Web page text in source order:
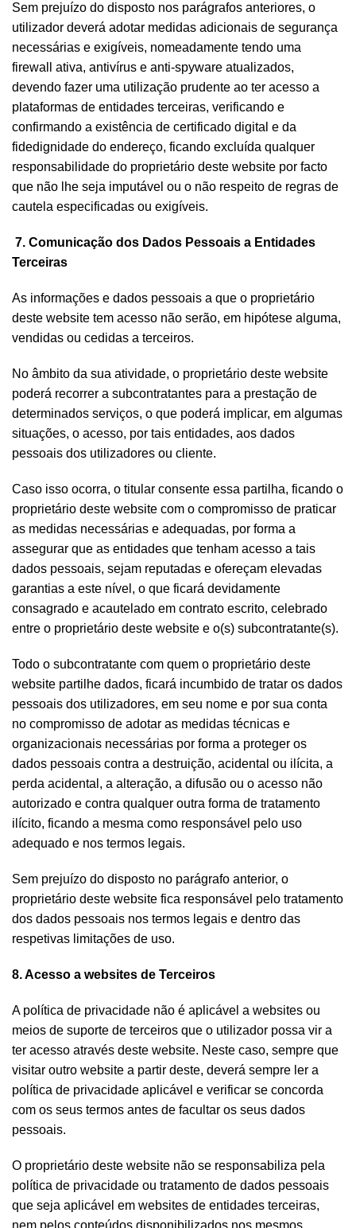
Sem prejuízo do disposto nos parágrafos anteriores, o
utilizador deverá adotar medidas adicionais de segurança
necessárias e exigíveis, nomeadamente tendo uma
firewall ativa, antivírus e anti-spyware atualizados,
devendo fazer uma utilização prudente ao ter acesso a
plataformas de entidades terceiras, verificando e
confirmando a existência de certificado digital e da
fidedignidade do endereço, ficando excluída qualquer
responsabilidade do proprietário deste website por facto
que não lhe seja imputável ou o não respeito de regras de
cautela especificadas ou exigíveis.
7. Comunicação dos Dados Pessoais a Entidades
Terceiras
As informações e dados pessoais a que o proprietário
deste website tem acesso não serão, em hipótese alguma,
vendidas ou cedidas a terceiros.
No âmbito da sua atividade, o proprietário deste website
poderá recorrer a subcontratantes para a prestação de
determinados serviços, o que poderá implicar, em algumas
situações, o acesso, por tais entidades, aos dados
pessoais dos utilizadores ou cliente.
Caso isso ocorra, o titular consente essa partilha, ficando o
proprietário deste website com o compromisso de praticar
as medidas necessárias e adequadas, por forma a
assegurar que as entidades que tenham acesso a tais
dados pessoais, sejam reputadas e ofereçam elevadas
garantias a este nível, o que ficará devidamente
consagrado e acautelado em contrato escrito, celebrado
entre o proprietário deste website e o(s) subcontratante(s).
Todo o subcontratante com quem o proprietário deste
website partilhe dados, ficará incumbido de tratar os dados
pessoais dos utilizadores, em seu nome e por sua conta
no compromisso de adotar as medidas técnicas e
organizacionais necessárias por forma a proteger os
dados pessoais contra a destruição, acidental ou ilícita, a
perda acidental, a alteração, a difusão ou o acesso não
autorizado e contra qualquer outra forma de tratamento
ilícito, ficando a mesma como responsável pelo uso
adequado e nos termos legais.
Sem prejuízo do disposto no parágrafo anterior, o
proprietário deste website fica responsável pelo tratamento
dos dados pessoais nos termos legais e dentro das
respetivas limitações de uso.
8. Acesso a websites de Terceiros
A política de privacidade não é aplicável a websites ou
meios de suporte de terceiros que o utilizador possa vir a
ter acesso através deste website. Neste caso, sempre que
visitar outro website a partir deste, deverá sempre ler a
política de privacidade aplicável e verificar se concorda
com os seus termos antes de facultar os seus dados
pessoais.
O proprietário deste website não se responsabiliza pela
política de privacidade ou tratamento de dados pessoais
que seja aplicável em websites de entidades terceiras,
nem pelos conteúdos disponibilizados nos mesmos